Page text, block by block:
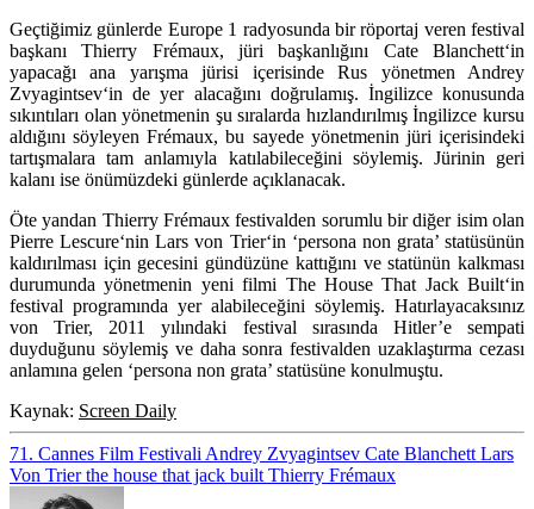
Geçtiğimiz günlerde Europe 1 radyosunda bir röportaj veren festival
başkanıThierry Frémaux,jüri başkanlığını Cate Blanchett‘in
yapacağı ana yarışma jürisi içerisinde Rus yönetmen Andrey
Zvyagintsev‘in de yer alacağını doğrulamış. İngilizce konusunda
sıkıntıları olan yönetmenin şu sıralarda hızlandırılmış İngilizce kursu
aldığını söyleyen Frémaux, bu sayede yönetmenin jüri içerisindeki
tartışmalara tam anlamıyla katılabileceğini söylemiş. Jürinin geri
kalanı ise önümüzdeki günlerde açıklanacak.
Öte yandan Thierry Frémaux festivalden sorumlu bir diğer isim olan
Pierre Lescure‘ninLars von Trier‘in ‘persona non grata’ statüsünün
kaldırılması için gecesini gündüzüne kattığını ve statünün kalkması
durumunda yönetmenin yeni filmi The House That Jack Built‘in
festival programında yer alabileceğini söylemiş. Hatırlayacaksınız
von Trier, 2011 yılındaki festival sırasında Hitler’e sempati
duyduğunu söylemiş ve daha sonra festivalden uzaklaştırma cezası
anlamına gelen ‘persona non grata’ statüsüne konulmuştu.
Kaynak: Screen Daily
71. Cannes Film Festivali Andrey Zvyagintsev Cate Blanchett Lars
Von Trierthe house that jack built Thierry Frémaux